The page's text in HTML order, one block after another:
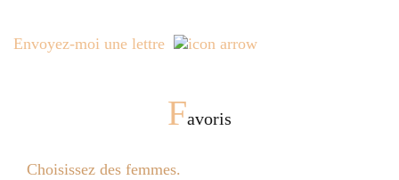
Envoyez-moi une lettre
Favoris
Choisissez des femmes.